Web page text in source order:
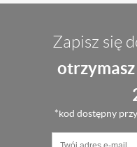
Zapisz się
*kod dostępny